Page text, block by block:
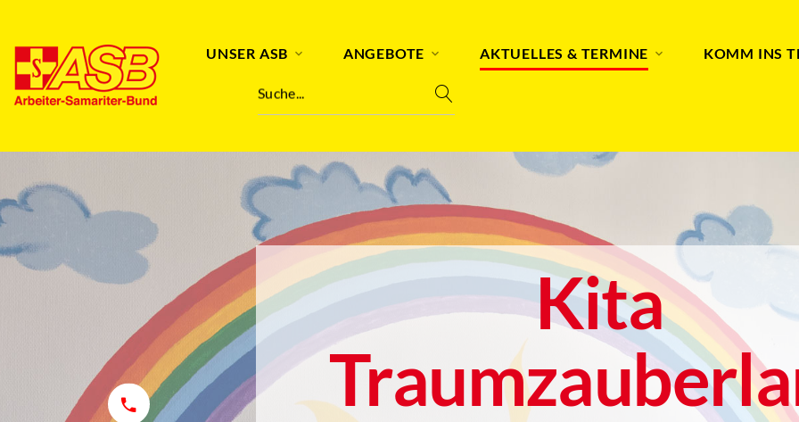
UNSER ASB ANGEBOTE AKTUELLES & TERMINE KOMM INS
Suche...
Kita